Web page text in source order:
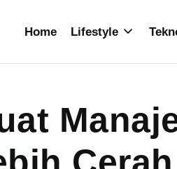
Home Lifestyle